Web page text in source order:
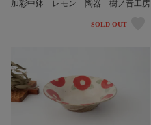
加彩中鉢 レモン 陶器 樹ノ音工房
SOLD OUT